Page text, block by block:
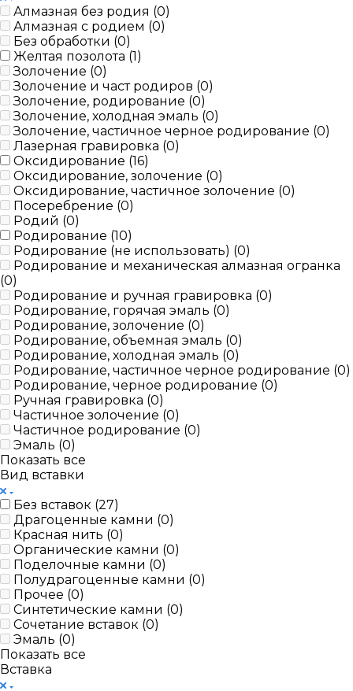
Алмазная без родия (0)
Алмазная с родием (0)
Без обработки (0)
Желтая позолота (1)
Золочение (0)
Золочение и част родиров (0)
Золочение, родирование (0)
Золочение, холодная эмаль (0)
Золочение, частичное черное родирование (0)
Лазерная гравировка (0)
Оксидирование (16)
Оксидирование, золочение (0)
Оксидирование, частичное золочение (0)
Посеребрение (0)
Родий (0)
Родирование (10)
Родирование (не использовать) (0)
Родирование и механическая алмазная огранка
(0)
Родирование и ручная гравировка (0)
Родирование, горячая эмаль (0)
Родирование, золочение (0)
Родирование, объемная эмаль (0)
Родирование, холодная эмаль (0)
Родирование, частичное черное родирование (0)
Родирование, черное родирование (0)
Ручная гравировка (0)
Частичное золочение (0)
Частичное родирование (0)
Эмаль (0)
Показать все
Вид вставки
Без вставок (27)
Драгоценные камни (0)
Красная нить (0)
Органические камни (0)
Поделочные камни (0)
Полудрагоценные камни (0)
Прочее (0)
Синтетические камни (0)
Сочетание вставок (0)
Эмаль (0)
Показать все
Вставка